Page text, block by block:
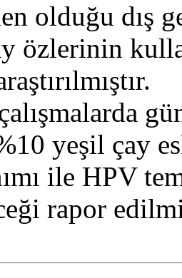
olduğu dış
özlerinin
yeşil çay
ile HPV
rapor